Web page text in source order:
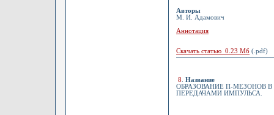
Авторы
М. И. Адамович
Аннотация
Скачать статью 0.23 Мб (.pdf)
8
Название
ОБРАЗОВАНИЕ П-МЕЗОНОВ В
ПЕРЕДАЧАМИ ИМПУЛЬСА.